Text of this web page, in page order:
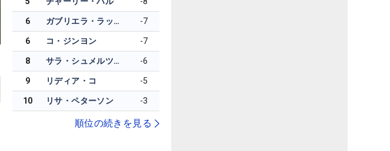
6 ガブリエラ・ラッフルズ -7
6 コ・ジンヨン -7
8 サラ・シュメルツェル -6
9 リディア・コ -5
10 リサ・ペターソン -3
順位の続きを見る